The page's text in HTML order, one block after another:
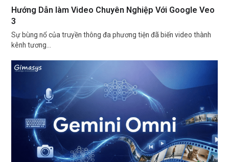
Hướng Dẫn làm Video Chuyên Nghiệp Với Google Veo
3
Sự bùng nổ của truyền thông đa phương tiện đã biến video thành
kênh tương…